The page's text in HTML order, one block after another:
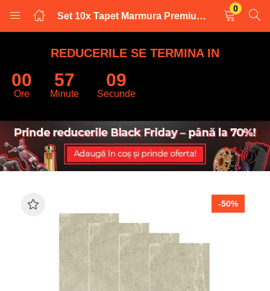
Set 10x Tapet Marmura Premium 3D , autoadeziv, waterproof, usor de montat, design modern, 30×60 cm, grey
0
LOGARE
INREGISTRARE
Introduceti numele de utilizator și parola pentru a va autentifica.
Parola uitata?
REDUCERILE SE TERMINA IN
00
Ore
57
Minute
08
Secunde
-50%